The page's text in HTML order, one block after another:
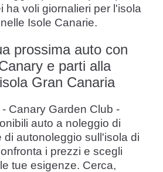
ha voli giornalieri per l'isola
Isole Canarie.
prossima auto con
e parti alla
Gran Canaria
Canary Garden Club -
auto a noleggio di
di autonoleggio sull'isola di
i prezzi e scegli
tue esigenze. Cerca,